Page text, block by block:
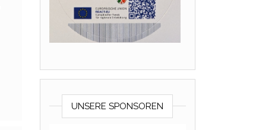
UNSERE SPONSOREN